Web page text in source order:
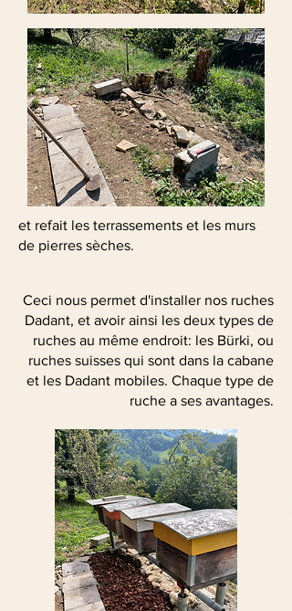
et refait les terrassements et les murs
de pierres sèches.
Ceci nous permet d'installer nos ruches
Dadant, et avoir ainsi les deux types de
ruches au même endroit: les Bürki, ou
ruches suisses qui sont dans la cabane
et les Dadant mobiles. Chaque type de
ruche a ses avantages.